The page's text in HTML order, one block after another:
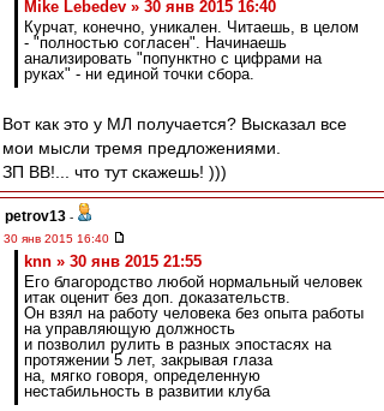
Mike Lebedev » 30 янв 2015 16:40
Курчат, конечно, уникален. Читаешь, в целом
- "полностью согласен". Начинаешь
анализировать "попунктно с цифрами на
руках" - ни единой точки сбора.
Вот как это у МЛ получается? Высказал все
мои мысли тремя предложениями.
ЗП ВВ!... что тут скажешь! )))
petrov13 -
30 янв 2015 16:40
knn » 30 янв 2015 21:55
Его благородство любой нормальный человек
итак оценит без доп. доказательств.
Он взял на работу человека без опыта работы
на управляющую должность
и позволил рулить в разных эпостасях на
протяжении 5 лет, закрывая глаза
на, мягко говоря, определенную
нестабильность в развитии клуба